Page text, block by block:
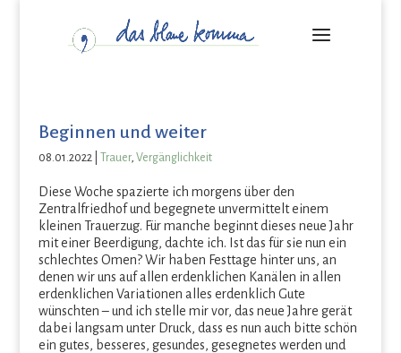
Beginnen und weiter
08.01.2022| Trauer, Vergänglichkeit
Diese Woche spazierte ich morgens über den
Zentralfriedhof und begegnete unvermittelt einem
kleinen Trauerzug. Für manche beginnt dieses neue Jahr
mit einer Beerdigung, dachte ich. Ist das für sie nun ein
schlechtes Omen? Wir haben Festtage hinter uns, an
denen wir uns auf allen erdenklichen Kanälen in allen
erdenklichen Variationen alles erdenklich Gute
wünschten – und ich stelle mir vor, das neue Jahre gerät
dabei langsam unter Druck, dass es nun auch bitte schön
ein gutes, besseres, gesundes, gesegnetes werden und